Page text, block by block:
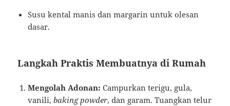
Susu kental manis dan margarin untuk olesan
dasar.
Langkah Praktis Membuatnya di Rumah
Mengolah Adonan: Campurkan terigu, gula,
vanili,baking powder, dan garam. Tuangkan telur